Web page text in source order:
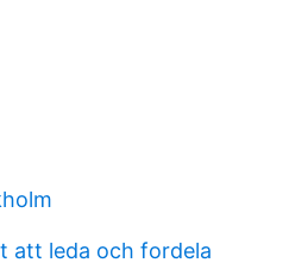
att leda och fordela